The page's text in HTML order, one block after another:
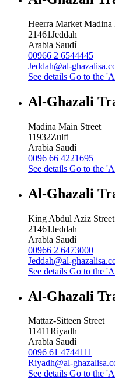
Heerra Market Madina
21461Jeddah
Arabia Saudí
00966 2 6544445
Jeddah@al-
See details Go to the
Al-Ghazali
Madina Main Street
11932Zulfi
Arabia Saudí
0096 66 4221695
See details Go to the
Al-Ghazali
King Abdul Aziz Street
21461Jeddah
Arabia Saudí
00966 2 6473000
Jeddah@al-
See details Go to the
Al-Ghazali
Mattaz-Sitteen Street
11411Riyadh
Arabia Saudí
0096 61 4744111
Riyadh@al-
See details Go to the